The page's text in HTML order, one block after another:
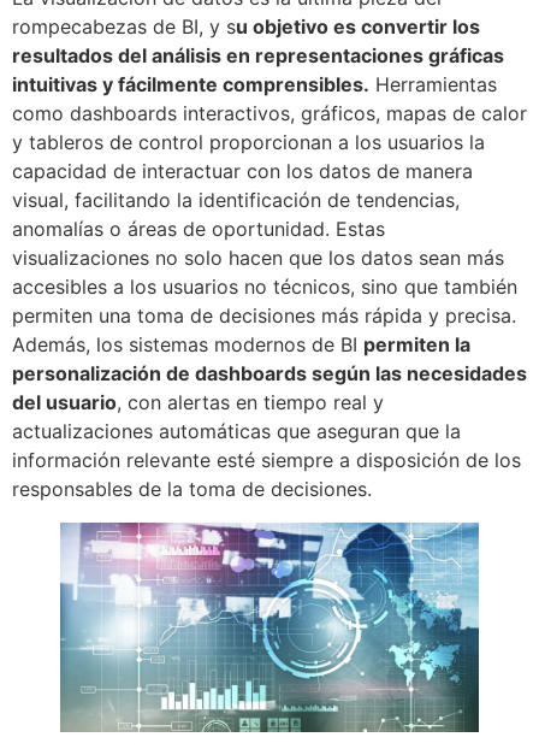
rompecabezas de BI, y su objetivo es convertir los
resultados del análisis en representaciones gráficas
intuitivas y fácilmente comprensibles. Herramientas
como dashboards interactivos, gráficos, mapas de calor
y tableros de control proporcionan a los usuarios la
capacidad de interactuar con los datos de manera
visual, facilitando la identificación de tendencias,
anomalías o áreas de oportunidad. Estas
visualizaciones no solo hacen que los datos sean más
accesibles a los usuarios no técnicos, sino que también
permiten una toma de decisiones más rápida y precisa.
Además, los sistemas modernos de BI permiten la
personalización de dashboards según las necesidades
del usuario, con alertas en tiempo real y
actualizaciones automáticas que aseguran que la
información relevante esté siempre a disposición de los
responsables de la toma de decisiones.